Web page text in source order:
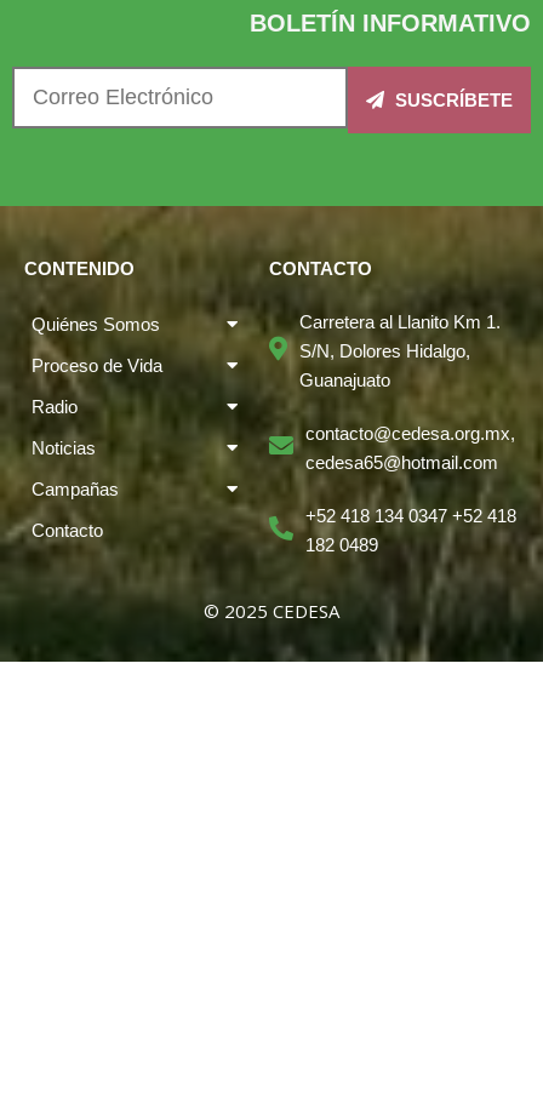
BOLETÍN INFORMATIVO
SUSCRÍBETE
CONTENIDO
Quiénes Somos
Proceso de Vida
Radio
Noticias
Campañas
Contacto
CONTACTO
Carretera al Llanito Km 1.
S/N, Dolores Hidalgo,
Guanajuato
contacto@cedesa.org.mx,
cedesa65@hotmail.com
+52 418 134 0347 +52 418
182 0489
© 2025 CEDESA